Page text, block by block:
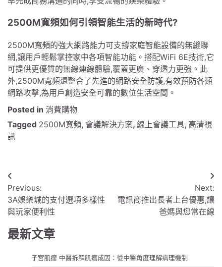
2500M寬頻如何引領智能生活的新時代?
2500M寬頻的強大網路能力可支撐家庭智能設備的無縫聯
網,讓用戶輕鬆掌控家中各項智能功能。搭配WiFi 6E技術,它
可提供更優質的無線連線體驗,覆蓋更廣、穿透力更強。此
外,2500M寬頻還整合了先進的網路安全防護,有效預防各類
網路攻擊,為用戶創造安全可靠的數位生活空間。
Posted in 消費購物
Tagged 2500M寬頻, 會議解決方案, 線上會議工具, 高清視
訊
文
章
導
覽
Previous:
3A娛樂城的支付選項多樣性
與玩家便利性
Next:
電訊商推出長者上台優惠,讓
爸媽與您常在線
最新文章
子宮肌瘤 中醫拆解肌瘤成因：從中醫角度理解病理機制